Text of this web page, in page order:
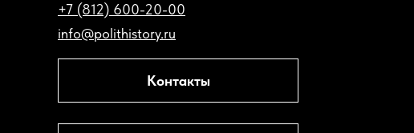
+7 (812) 600-20-00
info@polithistory.ru
Контакты